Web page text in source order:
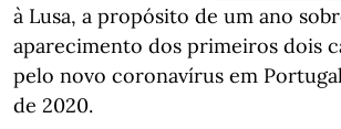
à Lusa, a propósito de um ano
aparecimento dos primeiros dois
pelo novo coronavírus em
de 2020.